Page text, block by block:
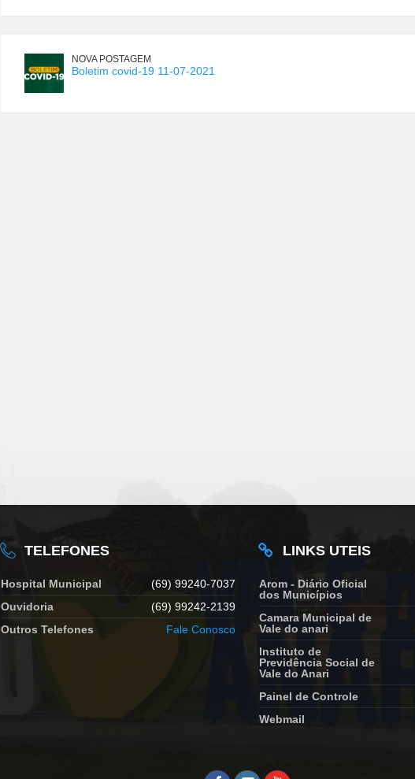
NOVA POSTAGEM
Boletim covid-19 11-07-2021
TELEFONES
Hospital Municipal
(69) 99240-7037
Ouvidoria
(69) 99242-2139
Outros Telefones
Fale Conosco
LINKS UTEIS
Arom - Diário Oficial
dos Municípios
Camara Municipal de
Vale do anari
Instituto de
Previdência Social de
Vale do Anari
Painel de Controle
Webmail